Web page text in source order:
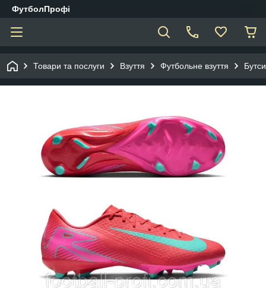
ФутболПрофі
Товари та послуги Взуття Футбольне взуття